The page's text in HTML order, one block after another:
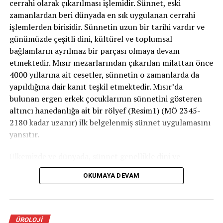
gelişme riski yüksektir.
Mesleki risk faktörleri: Çelik endüstrisi, petrol,
kadmiyum, kurşun endüstrisi çalışanları ve
asbeste maruz kalanlarda böbrek kanseri riski
artar.
Nasıl bulgu verir?
Böbrek kanserleri erken evrede nadiren şikayetlere yol
açar ve bulgu verirler. Hastaların yaklaşık yarısında
böbrek kanserlerinin tedavisi daha kolaydır ve kanserden
tamamen kurtulma olasılığı yüksektir. İleri evre böbrek
ortaya çıkar ve hastalığın ilerlediğini gösterir. Hastaların
cerrahi olarak çıkarılması işlemidir. Sünnet, eski
zamanlardan beri dünyada en sık uygulanan cerrahi
işlemlerden birisidir. Sünnetin uzun bir tarihi vardır ve
günümüzde çeşitli dini, kültürel ve toplumsal
bağlamların ayrılmaz bir parçası olmaya devam
etmektedir. Mısır mezarlarından çıkarılan milattan önce
4000 yıllarına ait cesetler, sünnetin o zamanlarda da
yapıldığına dair kanıt teşkil etmektedir. Mısır’da
bulunan ergen erkek çocuklarının sünnetini gösteren
altıncı hanedanlığa ait bir rölyef (Resim1) (MÖ 2345-
2180 kadar uzanır) ilk belgelenmiş sünnet uygulamasını
yansıtır.
geleneksel nedenlerle uygulanır. Ancak bazı tıbbi
zorunluluklar veya koruyucu amaçlarla gerçekleştirilen
cinsel yolla bulaşan hastalıklara karşı koruyucu
OKUMAYA DEVAM
ÜROLOJI